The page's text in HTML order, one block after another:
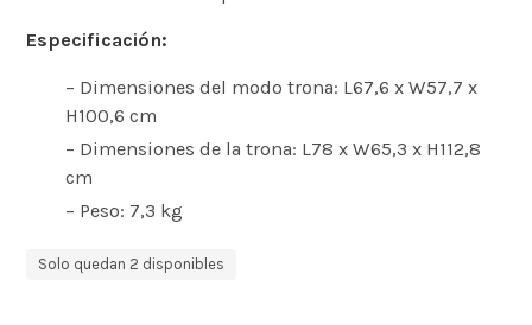
Especificación:
– Dimensiones del modo trona: L67,6 x W57,7 x
H100,6 cm
– Dimensiones de la trona: L78 x W65,3 x H112,8
cm
– Peso: 7,3 kg
Solo quedan 2 disponibles